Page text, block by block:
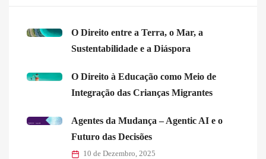
O Direito entre a Terra, o Mar, a
Sustentabilidade e a Diáspora
O Direito à Educação como Meio de
Integração das Crianças Migrantes
Agentes da Mudança – Agentic AI e o
Futuro das Decisões
10 de Dezembro, 2025